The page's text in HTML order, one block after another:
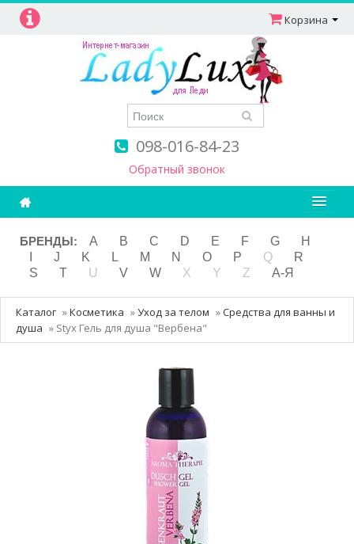
098-016-84-23
Обратный звонок
Корзина
Ароматерапия
Витамины
Детям и мамам
Косметика
БРЕНДЫ: A B C D E F G
H
J K L M N O P Q
R
S
T U V W X Y Z А-Я
Каталог »Косметика »Уход за телом »Средства для ванны и
душа » Styx Гель для душа "Вербена"